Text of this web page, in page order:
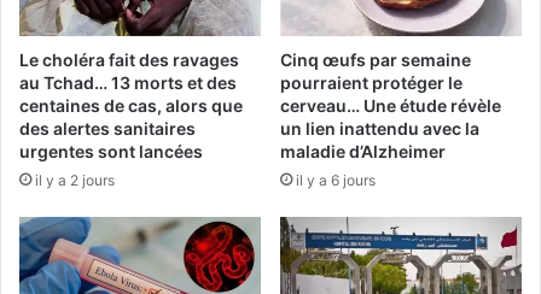
Le choléra fait des ravages
au Tchad… 13 morts et des
centaines de cas, alors que
des alertes sanitaires
urgentes sont lancées
il y a 2 jours
Cinq œufs par semaine
pourraient protéger le
cerveau… Une étude révèle
un lien inattendu avec la
maladie d’Alzheimer
il y a 6 jours